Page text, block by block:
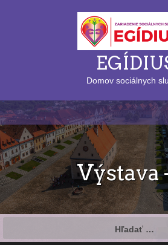
Domov sociálnych
Výstava